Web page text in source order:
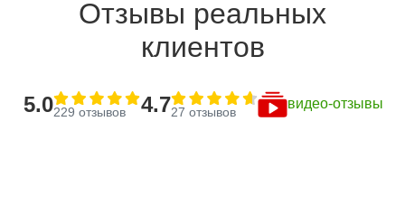
Отзывы реальных
клиентов
5.0229 отзывов 4.727 отзывов
видео-отзывы